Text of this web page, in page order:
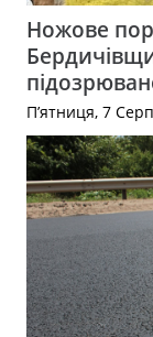
Ножове
П’ятниця, 7